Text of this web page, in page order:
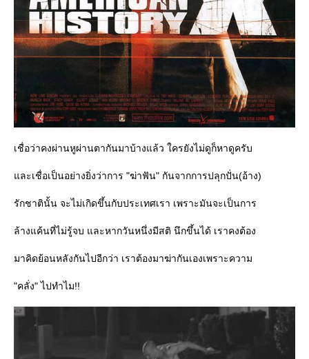
เชื่อว่าคงผ่านหูผ่านตากันมาบ้างแล้ว ใครยังไม่ดูก็หาดูครับ
ละเชื่อเป็นอย่างยิ่งว่าการ "ฆ่าฟัน" กันจากการปลุกปั่น(อ้าง)
รักชาตินั้น จะไม่เกิดขึ้นกับประเทศเรา เพราะมันจะเป็นการ
ล้างแค้นที่ไม่รู้จบ และหากวันหนึ่งมีสติ นึกขึ้นได้ เราคงต้อง
มาคิดย้อนหลังกันไปอีกว่า เราต้องมาฆ่ากันเองเพราะความ
"คลั่ง" ไปทำไม!!